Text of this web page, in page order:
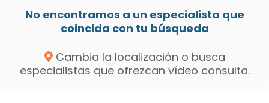
No encontramos a un especialista que
coincida con tu búsqueda
Cambia la localización o busca
especialistas que ofrezcan vídeo consulta.